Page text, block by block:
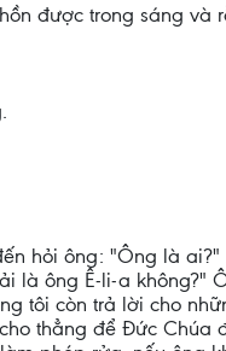
được trong sáng và
hỏi ông: "Ông là
là ông Ê-li-a không?"
tôi còn trả lời cho
thẳng để Đức Chúa